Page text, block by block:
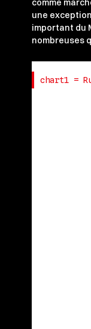
comme
une
important du
nombreuses